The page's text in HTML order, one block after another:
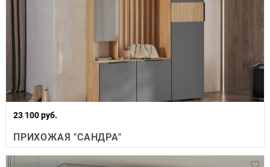
23 100 руб.
ПРИХОЖАЯ "САНДРА"